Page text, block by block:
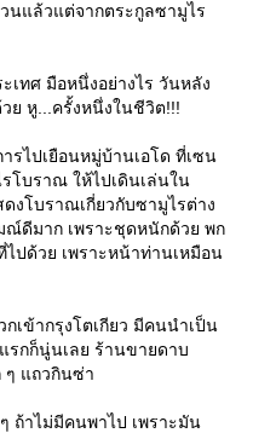
นแล้วแต่จากตระกูลซามูไร
เทศ มือหนึ่งอย่างไร วันหลัง
ย หู...ครั้งหนึ่งในชีวิต!!!
รไปเยือนหมู่บ้านเอโด ที่เซน
โบราณ ให้ไปเดินเล่นใน
งโบราณเกี่ยวกับซามูไรต่าง
ณ์ดีมาก เพราะชุดหนักด้วย พก
ปด้วย เพราะหน้าท่านเหมือน
เข้ากรุงโตเกียว มีคนนำเป็น
แรกก็นู่นเลย ร้านขายดาบ
ๆ แถวกินซ่า
ถ้าไม่มีคนพาไป เพราะมัน